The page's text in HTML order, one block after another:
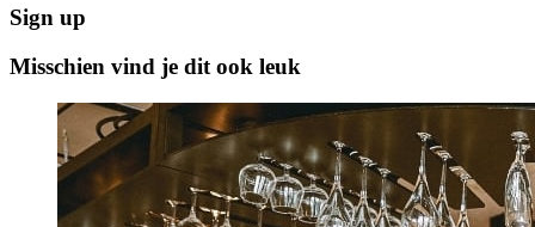
Sign up
Misschien vind je dit ook leuk